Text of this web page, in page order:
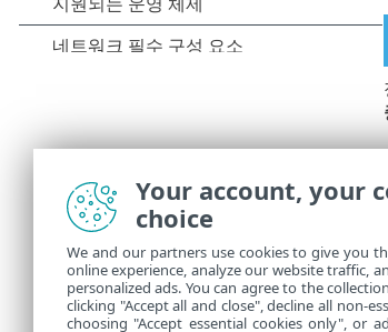
Your account, your
choice
We and our partners use cookies to give you
online experience, analyze our website traffic,
personalized ads. You can agree to the
clicking "Accept all and close", decline all non-
choosing "Accept essential cookies only", or